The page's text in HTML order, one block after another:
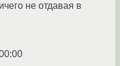
не отдавая в